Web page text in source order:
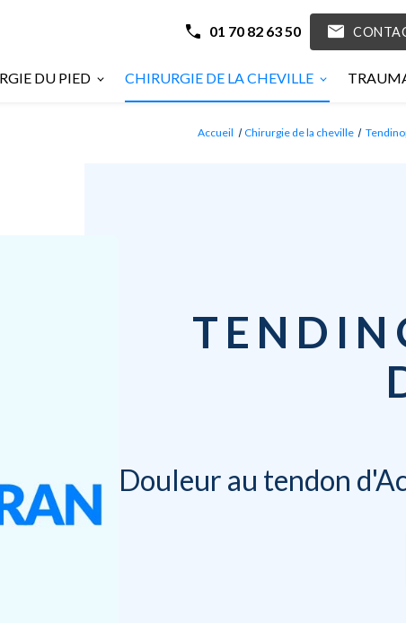
01 70 82 63 50
DU PIED CHIRURGIE DE LA CHEVILLE
Accueil Chirurgie de la cheville
Douleur au tendon